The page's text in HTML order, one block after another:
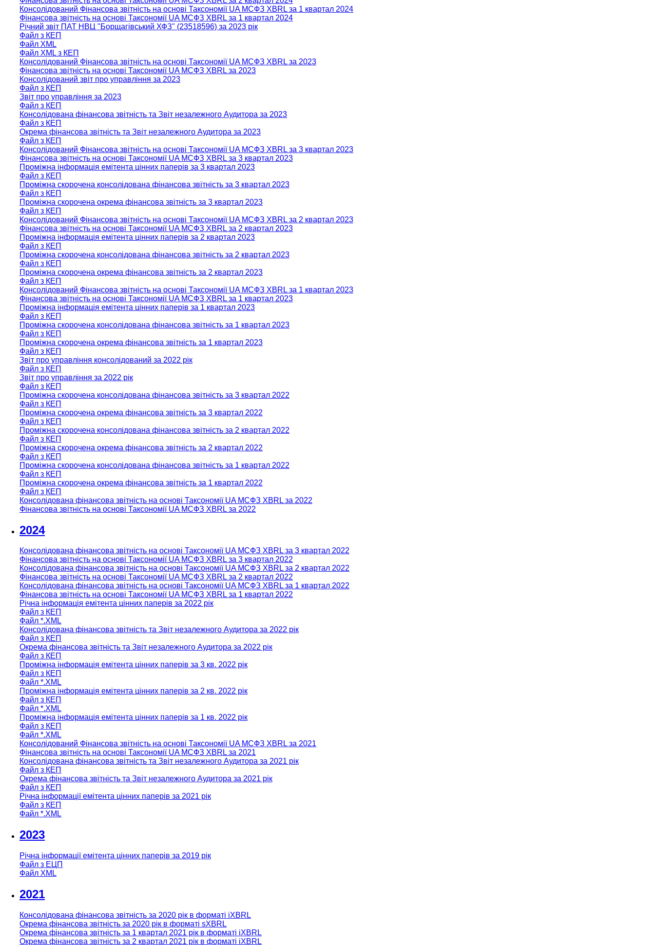
Консолідований Фінансова звітність на основі Таксономії UA МСФЗ XBRL за 1 квартал 2024
Фінансова звітність на основі Таксономії UA МСФЗ XBRL за 1 квартал 2024
Річний звіт ПАТ НВЦ "Борщагiвський ХФЗ" (23518596) за 2023 рік
Файл з КЕП
Файл XML
Файл XML з КЕП
Консолідований Фінансова звітність на основі Таксономії UA МСФЗ XBRL за 2023
Фінансова звітність на основі Таксономії UA МСФЗ XBRL за 2023
Консолідований звіт про управління за 2023
Файл з КЕП
Звіт про управління за 2023
Файл з КЕП
Консолідована фінансова звітність та Звіт незалежного Аудитора за 2023
Файл з КЕП
Окрема фінансова звітність та Звіт незалежного Аудитора за 2023
Файл з КЕП
Консолідований Фінансова звітність на основі Таксономії UA МСФЗ XBRL за 3 квартал 2023
Фінансова звітність на основі Таксономії UA МСФЗ XBRL за 3 квартал 2023
Проміжна інформація емітента цінних паперів за 3 квартал 2023
Файл з КЕП
Проміжна скорочена консолідована фінансова звітність за 3 квартал 2023
Файл з КЕП
Проміжна скорочена окрема фінансова звітність за 3 квартал 2023
Файл з КЕП
Консолідований Фінансова звітність на основі Таксономії UA МСФЗ XBRL за 2 квартал 2023
Фінансова звітність на основі Таксономії UA МСФЗ XBRL за 2 квартал 2023
Проміжна інформація емітента цінних паперів за 2 квартал 2023
Файл з КЕП
Проміжна скорочена консолідована фінансова звітність за 2 квартал 2023
Файл з КЕП
Проміжна скорочена окрема фінансова звітність за 2 квартал 2023
Файл з КЕП
Консолідований Фінансова звітність на основі Таксономії UA МСФЗ XBRL за 1 квартал 2023
Фінансова звітність на основі Таксономії UA МСФЗ XBRL за 1 квартал 2023
Проміжна інформація емітента цінних паперів за 1 квартал 2023
Файл з КЕП
Проміжна скорочена консолідована фінансова звітність за 1 квартал 2023
Файл з КЕП
Проміжна скорочена окрема фінансова звітність за 1 квартал 2023
Файл з КЕП
Звіт про управління консолідований за 2022 рік
Файл з КЕП
Звіт про управління за 2022 рік
Файл з КЕП
Проміжна скорочена консолідована фінансова звітність за 3 квартал 2022
Файл з КЕП
Проміжна скорочена окрема фінансова звітність за 3 квартал 2022
Файл з КЕП
Проміжна скорочена консолідована фінансова звітність за 2 квартал 2022
Файл з КЕП
Проміжна скорочена окрема фінансова звітність за 2 квартал 2022
Файл з КЕП
Проміжна скорочена консолідована фінансова звітність за 1 квартал 2022
Файл з КЕП
Проміжна скорочена окрема фінансова звітність за 1 квартал 2022
Файл з КЕП
Консолідована фінансова звітність на основі Таксономії UA МСФЗ XBRL за 2022
Фінансова звітність на основі Таксономії UA МСФЗ XBRL за 2022
2024
Консолідована фінансова звітність на основі Таксономії UA МСФЗ XBRL за 3 квартал 2022
Фінансова звітність на основі Таксономії UA МСФЗ XBRL за 3 квартал 2022
Консолідована фінансова звітність на основі Таксономії UA МСФЗ XBRL за 2 квартал 2022
Фінансова звітність на основі Таксономії UA МСФЗ XBRL за 2 квартал 2022
Консолідована фінансова звітність на основі Таксономії UA МСФЗ XBRL за 1 квартал 2022
Фінансова звітність на основі Таксономії UA МСФЗ XBRL за 1 квартал 2022
Річна інформація емітента цінних паперів за 2022 рік
Файл з КЕП
Файл *.XML
Консолідована фінансова звітність та Звіт незалежного Аудитора за 2022 рік
Файл з КЕП
Окрема фінансова звітність та Звіт незалежного Аудитора за 2022 рік
Файл з КЕП
Проміжна інформація емітента цінних паперів за 3 кв. 2022 рік
Файл з КЕП
Файл *.XML
Проміжна інформація емітента цінних паперів за 2 кв. 2022 рік
Файл з КЕП
Файл *.XML
Проміжна інформація емітента цінних паперів за 1 кв. 2022 рік
Файл з КЕП
Файл *.XML
Консолідований Фінансова звітність на основі Таксономії UA МСФЗ XBRL за 2021
Фінансова звітність на основі Таксономії UA МСФЗ XBRL за 2021
Консолідована фінансова звітність та Звіт незалежного Аудитора за 2021 рік
Файл з КЕП
Окрема фінансова звітність та Звіт незалежного Аудитора за 2021 рік
Файл з КЕП
Річна інформації емітента цінних паперів за 2021 рік
Файл з КЕП
Файл *.XML
2023
Річна інформації емітента цінних паперів за 2019 рік
Файл з ЕЦП
Файл XML
2021
Консолідована фінансова звітність за 2020 рік в форматі iXBRL
Окрема фінансова звітність за 2020 рік в форматі sXBRL
Окрема фінансова звітність за 1 квартал 2021 рік в форматі iXBRL
Окрема фінансова звітність за 2 квартал 2021 рік в форматі iXBRL